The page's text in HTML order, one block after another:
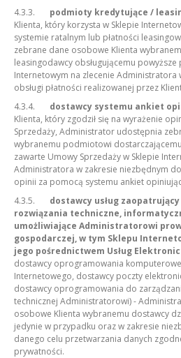
4.3.3. podmioty kredytujące /
Klienta, który korzysta w Sklepie
systemie ratalnym lub płatności
zebrane dane osobowe Klienta
leasingodawcy obsługującemu powyższe
Internetowym na zlecenie Administratora
obsługi płatności realizowanej przez
4.3.4. dostawcy systemu ankiet
Klienta, który zgodził się na wyrażenie
Sprzedaży, Administrator udostępnia
wybranemu podmiotowi
zawarte Umowy Sprzedaży w Sklepie
Administratora w zakresie niezbędnym
opinii za pomocą systemu ankiet
4.3.5. dostawcy usług
rozwiązania techniczne,
umożliwiające Administratorowi
gospodarczej, w tym Sklepu
jego pośrednictwem Usług
dostawcy oprogramowania
Internetowego, dostawcy poczty
dostawcy oprogramowania do
technicznej Administratorowi) -
osobowe Klienta wybranemu dostawcy
jedynie w przypadku oraz w zakresie
danego celu przetwarzania danych
prywatności.